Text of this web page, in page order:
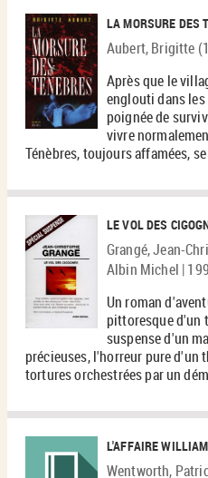
LA MORSURE DES
Aubert, Brigitte
Après que le
englouti dans
poignée de
vivre
Ténèbres, toujours affamées,
LE VOL DES
Grangé, Jean-
Albin Michel |
Un roman
pittoresque d'un
suspense d'un
précieuses, l'horreur pure d'un
tortures orchestrées par un
L'AFFAIRE
Wentworth,